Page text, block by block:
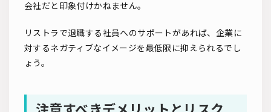
会社だと印象付けかねません。
リストラで退職する社員へのサポートがあれば、企業に
対するネガティブなイメージを最低限に抑えられるでし
ょう。